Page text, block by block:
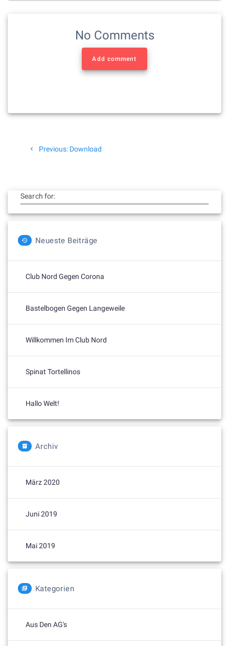
No Comments
Add comment
Previous: Previous
Download
Search for:
Neueste Beiträge
Club Nord Gegen Corona
Bastelbogen Gegen Langeweile
Willkommen Im Club Nord
Spinat Tortellinos
Hallo Welt!
Archiv
März 2020
Juni 2019
Mai 2019
Kategorien
Aus Den AG's